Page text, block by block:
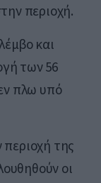
περιοχή.
και
των 56
πλω υπό
της
οι